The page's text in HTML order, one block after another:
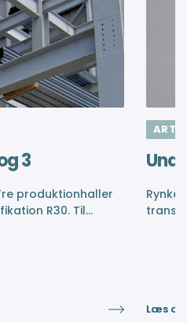
3
produktionhaller
R30. Til
Læs